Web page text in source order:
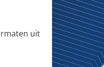
uit